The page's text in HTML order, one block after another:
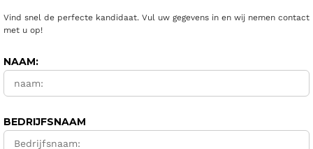
Vind snel de perfecte kandidaat. Vul uw gegevens in en wij nemen contact
met u op!
NAAM:
BEDRIJFSNAAM